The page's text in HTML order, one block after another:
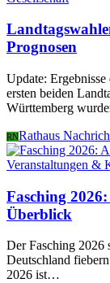
Prognosen
Update:
ersten beiden
Württemberg
RNRathaus
Veranstaltungen &
Fasching
Überblick
Der Fasching
Deutschland
2026 ist…